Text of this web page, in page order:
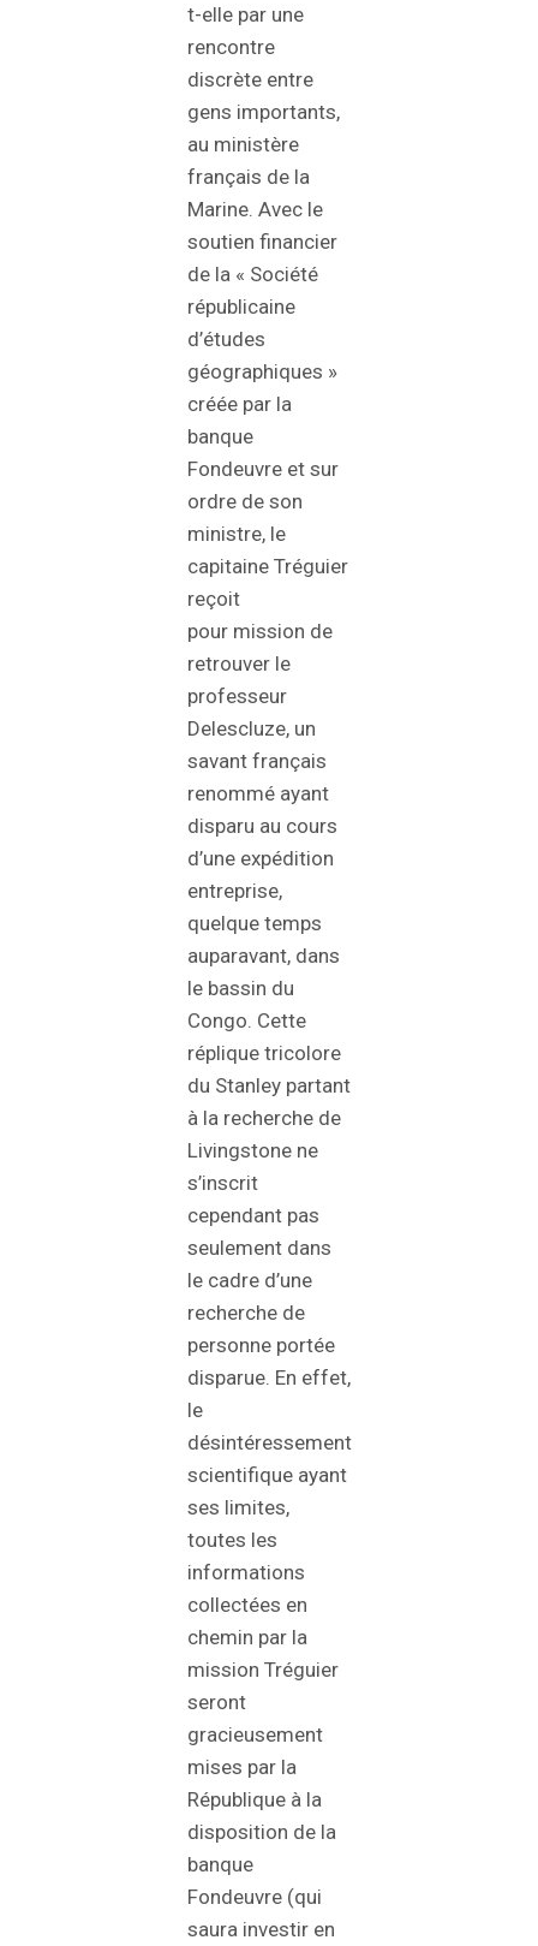
t-elle par une
rencontre
discrète entre
gens importants,
au ministère
français de la
Marine. Avec le
soutien financier
de la « Société
républicaine
d’études
géographiques »
créée par la
banque
Fondeuvre et sur
ordre de son
ministre, le
capitaine Tréguier
reçoit
pour mission de
retrouver le
professeur
Delescluze, un
savant français
renommé ayant
disparu au cours
d’une expédition
entreprise,
quelque temps
auparavant, dans
le bassin du
Congo. Cette
réplique tricolore
du Stanley partant
à la recherche de
Livingstone ne
s’inscrit
cependant pas
seulement dans
le cadre d’une
recherche de
personne portée
disparue. En effet,
le
désintéressement
scientifique ayant
ses limites,
toutes les
informations
collectées en
chemin par la
mission Tréguier
seront
gracieusement
mises par la
République à la
disposition de la
banque
Fondeuvre (qui
saura investir en